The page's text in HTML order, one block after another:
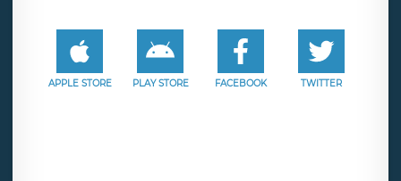
APPLE STORE PLAY STORE FACEBOOK TWITTER